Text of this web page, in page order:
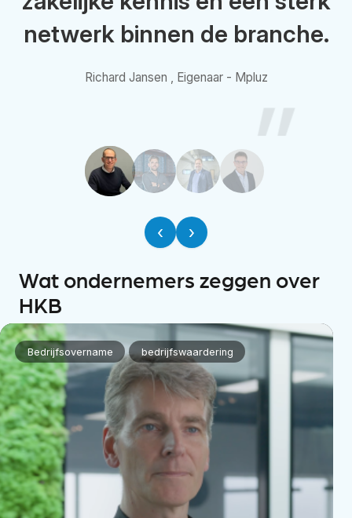
netwerk binnen de branche.
Richard Jansen , Eigenaar - Mpluz
‹ ›
Wat ondernemers zeggen over
HKB
Bedrijfsovername bedrijfswaardering